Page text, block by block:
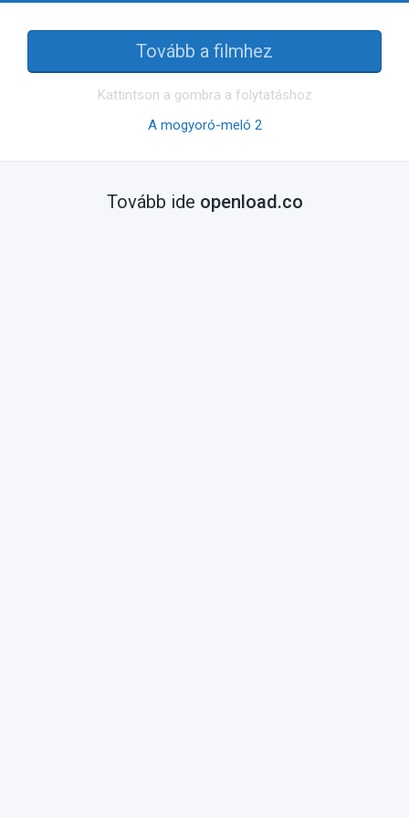
Tovább a filmhez
Kattintson a gombra a folytatáshoz
A mogyoró-meló 2
Tovább ide openload.co